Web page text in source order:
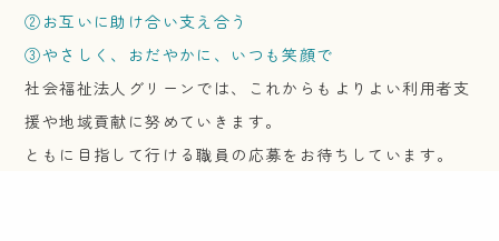
②お互いに助け合い支え合う
③やさしく、おだやかに、いつも笑顔で
社会福祉法人グリーンでは、これからもよりよい利用者支
援や地域貢献に努めていきます。
ともに目指して行ける職員の応募をお待ちしています。